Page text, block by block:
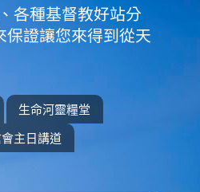
各種基督教好站分
保證讓您來得到從天
生命河靈糧堂
主日講道